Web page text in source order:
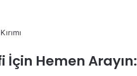
İçin Hemen Arayın: